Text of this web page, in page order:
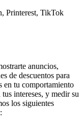
Printerest, TikTok
anuncios,
de descuentos para
en tu comportamiento
intereses, y medir su
los siguientes